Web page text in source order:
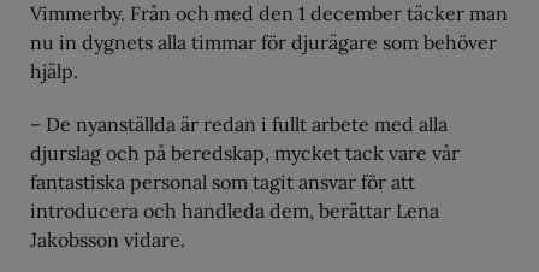
Vimmerby. Från och med den 1 december täcker man
nu in dygnets alla timmar för djurägare som behöver
hjälp.
– De nyanställda är redan i fullt arbete med alla
djurslag och på beredskap, mycket tack vare vår
fantastiska personal som tagit ansvar för att
introducera och handleda dem, berättar Lena
Jakobsson vidare.